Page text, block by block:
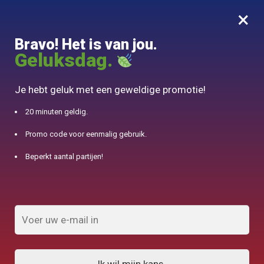
0
10% aangeboden voor 50€ aankopen met DJINN-code10
×
Bravo! Het is van jou.
Geluksdag.
Je hebt geluk met een geweldige promotie!
20 minuten geldig.
Promo code voor eenmalig gebruik.
Beperkt aantal partijen!